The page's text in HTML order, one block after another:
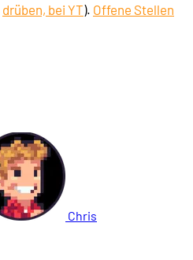
drüben, bei YT). Offene Stellen
Chris